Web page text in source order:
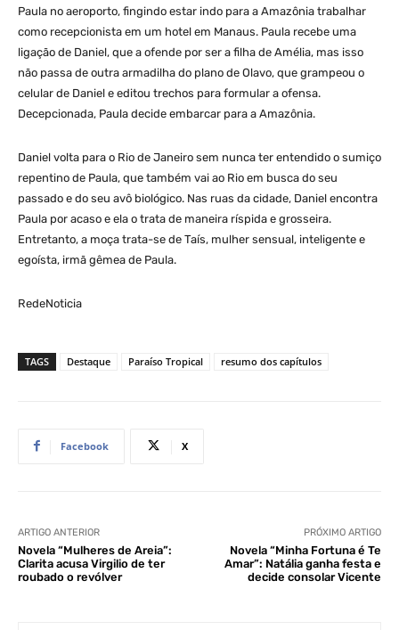
Paula no aeroporto, fingindo estar indo para a Amazônia trabalhar
como recepcionista em um hotel em Manaus. Paula recebe uma
ligação de Daniel, que a ofende por ser a filha de Amélia, mas isso
não passa de outra armadilha do plano de Olavo, que grampeou o
celular de Daniel e editou trechos para formular a ofensa.
Decepcionada, Paula decide embarcar para a Amazônia.
Daniel volta para o Rio de Janeiro sem nunca ter entendido o sumiço
repentino de Paula, que também vai ao Rio em busca do seu
passado e do seu avô biológico. Nas ruas da cidade, Daniel encontra
Paula por acaso e ela o trata de maneira ríspida e grosseira.
Entretanto, a moça trata-se de Taís, mulher sensual, inteligente e
egoísta, irmã gêmea de Paula.
RedeNoticia
TAGS Destaque Paraíso Tropical resumo dos capítulos
Facebook X
ARTIGO ANTERIOR
Novela “Mulheres de Areia”:
Clarita acusa Virgilio de ter
roubado o revólver
PRÓXIMO ARTIGO
Novela “Minha Fortuna é Te
Amar”: Natália ganha festa e
decide consolar Vicente